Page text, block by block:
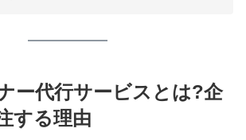
ー代行サービスとは?企
する理由